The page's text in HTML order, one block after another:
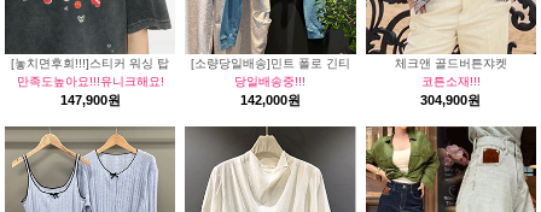
[놓치면후회!!!]스티커 워싱 탑
만족도높아요!!!유니크해요!
147,900원
[소량당일배송]민트 폴로 긴티
당일배송중!!!
142,000원
체크앤 골드버튼쟈켓
코튼소재!!!
304,900원